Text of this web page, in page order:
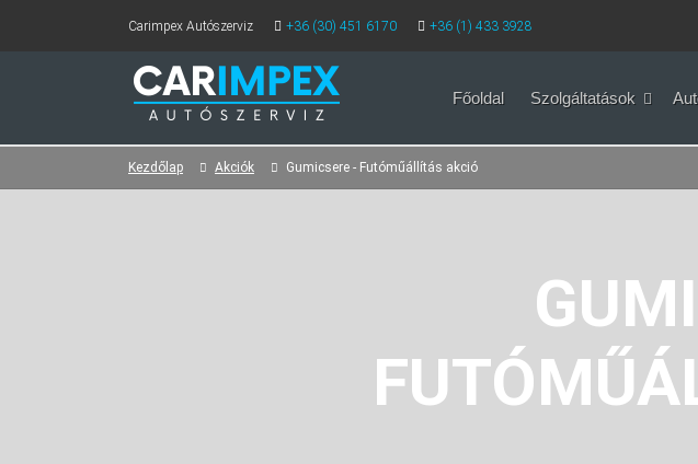
Carimpex Autószerviz +36 (30) 451 6170 +36 (1) 433 3928
Főoldal Szolgáltatások
Kezdőlap Akciók Gumicsere - Futóműállítás akció